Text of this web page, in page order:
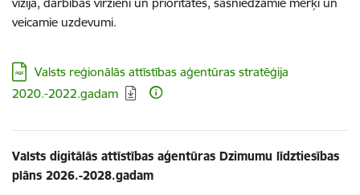
veicamie uzdevumi.
Lejupielādēt:
Valsts reģionālās attīstības aģentūras stratēģija
2020.-2022.gadam
Valsts digitālās attīstības aģentūras Dzimumu līdztiesības
plāns 2026.-2028.gadam